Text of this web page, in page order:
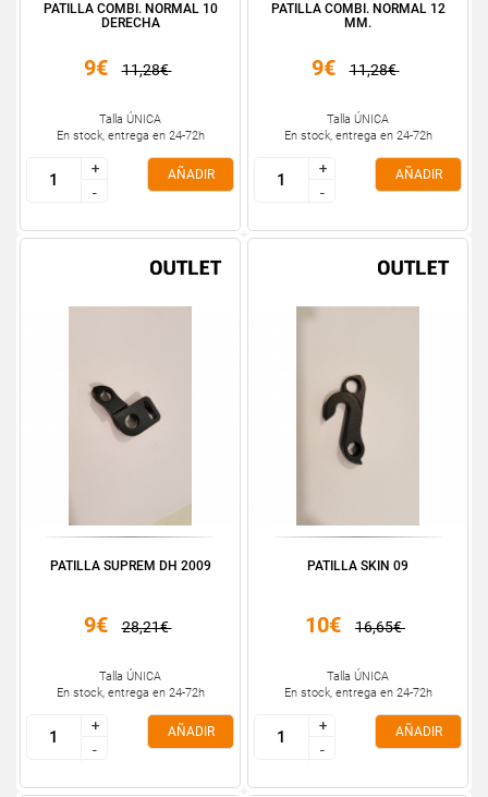
PATILLA COMBI. NORMAL 10
DERECHA
9€ 11,28€
Talla ÚNICA
En stock, entrega en 24-72h
+
-
+
-
AÑADIR
PATILLA COMBI. NORMAL 12
MM.
9€ 11,28€
Talla ÚNICA
En stock, entrega en 24-72h
+
-
+
-
AÑADIR
PATILLA SUPREM DH 2009
9€ 28,21€
Talla ÚNICA
En stock, entrega en 24-72h
+
-
+
-
AÑADIR
PATILLA SKIN 09
10€ 16,65€
Talla ÚNICA
En stock, entrega en 24-72h
+
-
+
-
AÑADIR